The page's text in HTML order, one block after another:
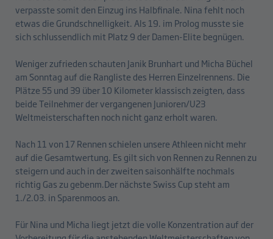
verpasste somit den Einzug ins Halbfinale. Nina fehlt noch
etwas die Grundschnelligkeit. Als 19. im Prolog musste sie
sich schlussendlich mit Platz 9 der Damen-Elite begnügen.
Weniger zufrieden schauten Janik Brunhart und Micha Büchel
am Sonntag auf die Rangliste des Herren Einzelrennens. Die
Plätze 55 und 39 über 10 Kilometer klassisch zeigten, dass
beide Teilnehmer der vergangenen Junioren/U23
Weltmeisterschaften noch nicht ganz erholt waren.
Nach 11 von 17 Rennen schielen unsere Athleen nicht mehr
auf die Gesamtwertung. Es gilt sich von Rennen zu Rennen zu
steigern und auch in der zweiten saisonhälfte nochmals
richtig Gas zu gebenm.Der nächste Swiss Cup steht am
1./2.03. in Sparenmoos an.
Für Nina und Micha liegt jetzt die volle Konzentration auf der